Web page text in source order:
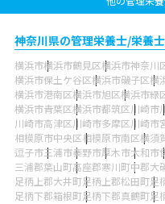
神奈川県の管理栄養士/栄養
横浜市横浜市鶴見区横浜市神奈川
横浜市保土ケ谷区横浜市磯子区横
横浜市港南区横浜市旭区横浜市緑
横浜市青葉区横浜市都筑区川崎市
川崎市高津区川崎市多摩区川崎市
相模原市中央区相模原市南区横須
逗子市三浦市秦野市厚木市大和市
三浦郡葉山町高座郡寒川町中郡大
足柄上郡大井町足柄上郡松田町足
足柄下郡箱根町足柄下郡真鶴町足